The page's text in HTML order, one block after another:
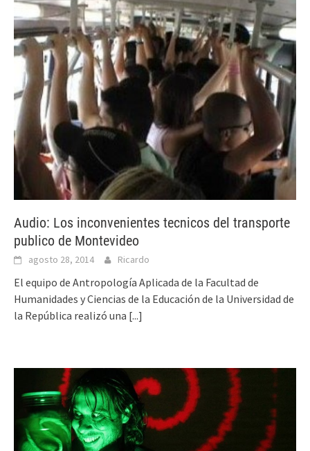
Audio: Los inconvenientes tecnicos del transporte
publico de Montevideo
agosto 28, 2014 Ricardo
El equipo de Antropología Aplicada de la Facultad de
Humanidades y Ciencias de la Educación de la Universidad de
la República realizó una [...]